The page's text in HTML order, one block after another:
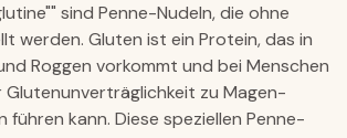
sind Penne-Nudeln, die ohne
werden. Gluten ist ein Protein, das in
Roggen vorkommt und bei Menschen
Glutenunverträglichkeit zu Magen-
führen kann. Diese speziellen Penne-